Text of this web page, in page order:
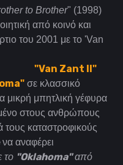
to Brother" (1998)
από κοινό και
του 2001 με το 'Van
"Van Zant II"
σε κλασσικό
μπητλική γέφυρα
στους ανθρώπους
τους καταστροφικούς
να αναφέρει
το "Oklahoma"από